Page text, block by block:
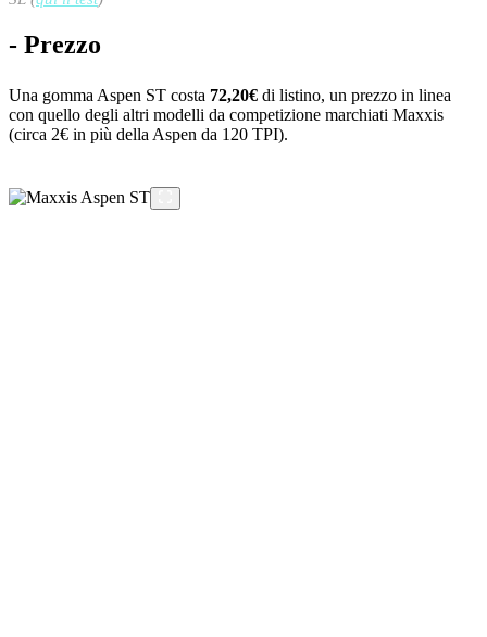
- Prezzo
Una gomma Aspen ST costa 72,20€ di listino, un prezzo in linea
con quello degli altri modelli da competizione marchiati Maxxis
(circa 2€ in più della Aspen da 120 TPI).